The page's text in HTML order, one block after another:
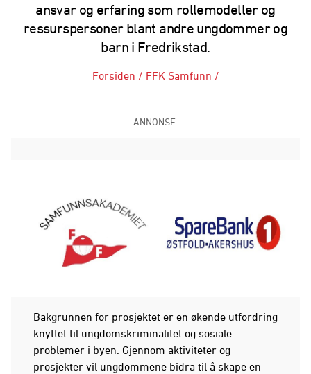
ansvar og erfaring som rollemodeller og
ressurspersoner blant andre ungdommer og
barn i Fredrikstad.
Forsiden / FFK Samfunn /
ANNONSE:
Bakgrunnen for prosjektet er en økende utfordring
knyttet til ungdomskriminalitet og sosiale
problemer i byen. Gjennom aktiviteter og
prosjekter vil ungdommene bidra til å skape en